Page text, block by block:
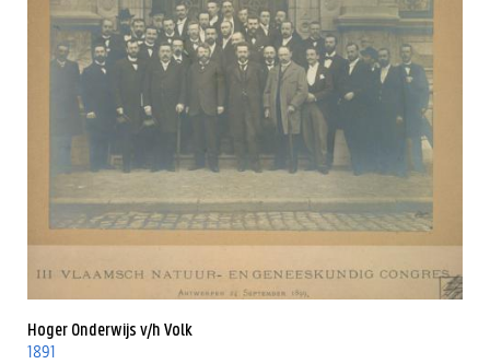
Hoger Onderwijs v/h Volk
1891